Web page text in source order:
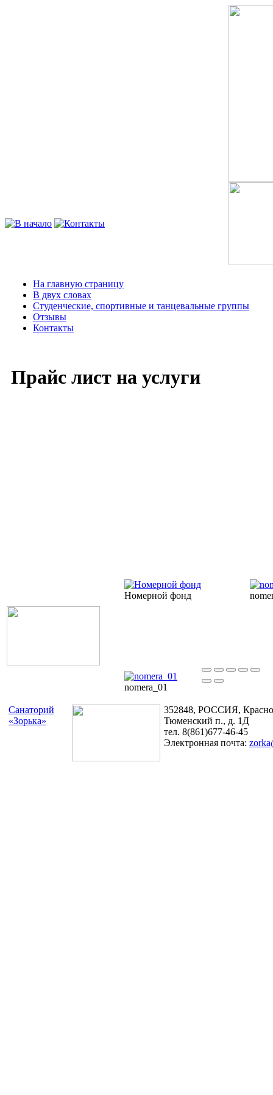
На главную страницу
В двух словах
Студенческие, спортивные и танцевальные группы
Отзывы
Контакты
Прайс лист на услуги
Номерной фонд
nomera_01
Санаторий
«Зорька»
352848, РОССИЯ,
Тюменский п., д. 1Д
тел. 8(861)677-46-45
Электронная почта: